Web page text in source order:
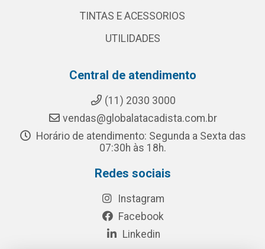
TINTAS E ACESSORIOS
UTILIDADES
Central de atendimento
(11) 2030 3000
vendas@globalatacadista.com.br
Horário de atendimento: Segunda a Sexta das
07:30h às 18h.
Redes sociais
Instagram
Facebook
Linkedin